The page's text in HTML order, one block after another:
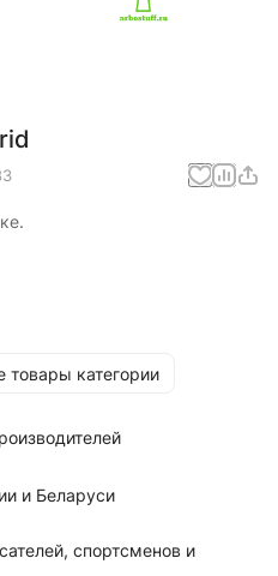
товары категории
и Беларуси
спортсменов и